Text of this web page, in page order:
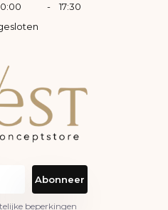
-
17:30
Abonneer
beperkingen